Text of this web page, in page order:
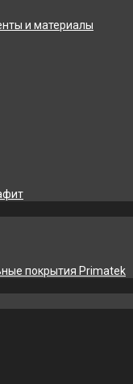
и материалы
покрытия Primatek